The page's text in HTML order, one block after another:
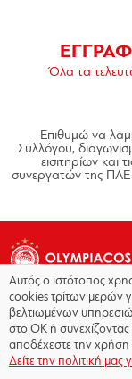
Όλα τα
Επιθυμώ να
Συλλόγου,
εισιτηρίων και
συνεργατών της ΠΑΕ
Copyright © 2026 -
Όροι χρήσης|
Αυτός ο ιστότοπος
cookies τρίτων μερών
βελτιωμένων
στο OK ή
αποδέχεστε την χρήση
Δείτε την πολιτική